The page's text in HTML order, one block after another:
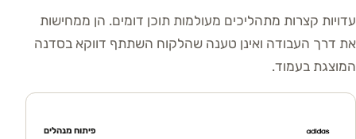
עדויות קצרות מתהליכים מעולמות תוכן דומים. הן ממחישות
את דרך העבודה ואינן טענה שהלקוח השתתף דווקא בסדנה
המוצגת בעמוד.
פיתוח מנהלים